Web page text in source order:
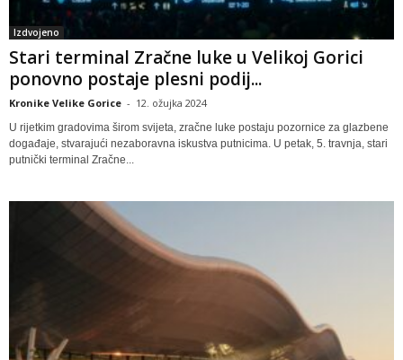
Izdvojeno
Stari terminal Zračne luke u Velikoj Gorici
ponovno postaje plesni podij...
Kronike Velike Gorice - 12. ožujka 2024
U rijetkim gradovima širom svijeta, zračne luke postaju pozornice za glazbene
događaje, stvarajući nezaboravna iskustva putnicima. U petak, 5. travnja, stari
putnički terminal Zračne...